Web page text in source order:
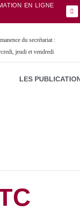
EN LIGNE
du secrétariat :
jeudi et vendredi
LES